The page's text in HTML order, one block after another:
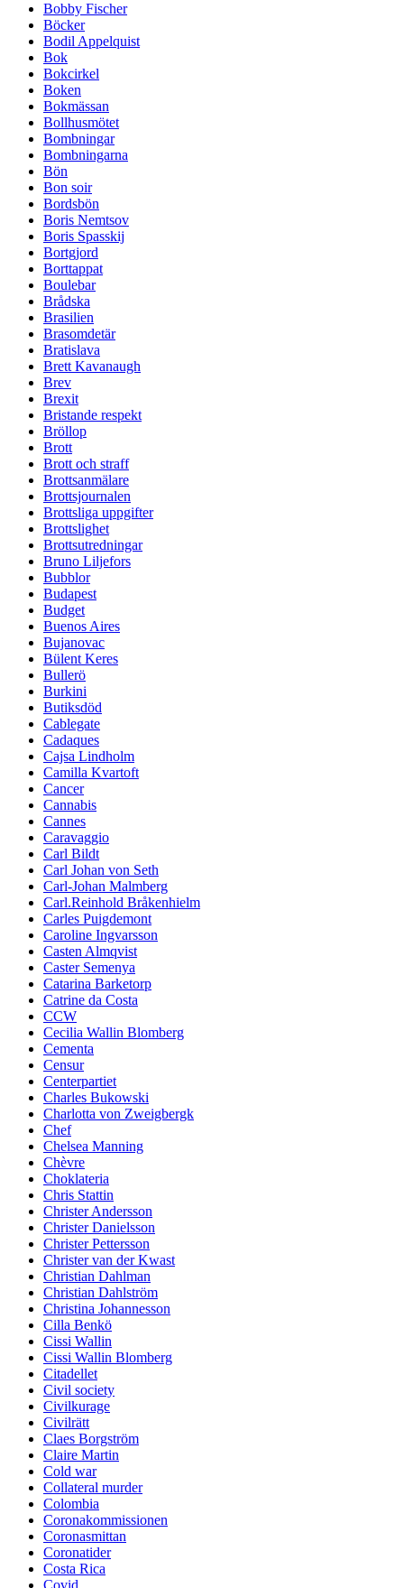
Bobby Fischer
Böcker
Bodil Appelquist
Bok
Bokcirkel
Boken
Bokmässan
Bollhusmötet
Bombningar
Bombningarna
Bön
Bon soir
Bordsbön
Boris Nemtsov
Boris Spasskij
Bortgjord
Borttappat
Boulebar
Brådska
Brasilien
Brasomdetär
Bratislava
Brett Kavanaugh
Brev
Brexit
Bristande respekt
Bröllop
Brott
Brott och straff
Brottsanmälare
Brottsjournalen
Brottsliga uppgifter
Brottslighet
Brottsutredningar
Bruno Liljefors
Bubblor
Budapest
Budget
Buenos Aires
Bujanovac
Bülent Keres
Bullerö
Burkini
Butiksdöd
Cablegate
Cadaques
Cajsa Lindholm
Camilla Kvartoft
Cancer
Cannabis
Cannes
Caravaggio
Carl Bildt
Carl Johan von Seth
Carl-Johan Malmberg
Carl.Reinhold Bråkenhielm
Carles Puigdemont
Caroline Ingvarsson
Casten Almqvist
Caster Semenya
Catarina Barketorp
Catrine da Costa
CCW
Cecilia Wallin Blomberg
Cementa
Censur
Centerpartiet
Charles Bukowski
Charlotta von Zweigbergk
Chef
Chelsea Manning
Chèvre
Choklateria
Chris Stattin
Christer Andersson
Christer Danielsson
Christer Pettersson
Christer van der Kwast
Christian Dahlman
Christian Dahlström
Christina Johannesson
Cilla Benkö
Cissi Wallin
Cissi Wallin Blomberg
Citadellet
Civil society
Civilkurage
Civilrätt
Claes Borgström
Claire Martin
Cold war
Collateral murder
Colombia
Coronakommissionen
Coronasmittan
Coronatider
Costa Rica
Covid